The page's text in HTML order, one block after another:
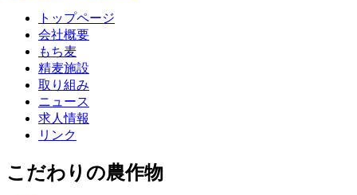
トップページ
会社概要
もち麦
精麦施設
取り組み
ニュース
求人情報
リンク
こだわりの農作物